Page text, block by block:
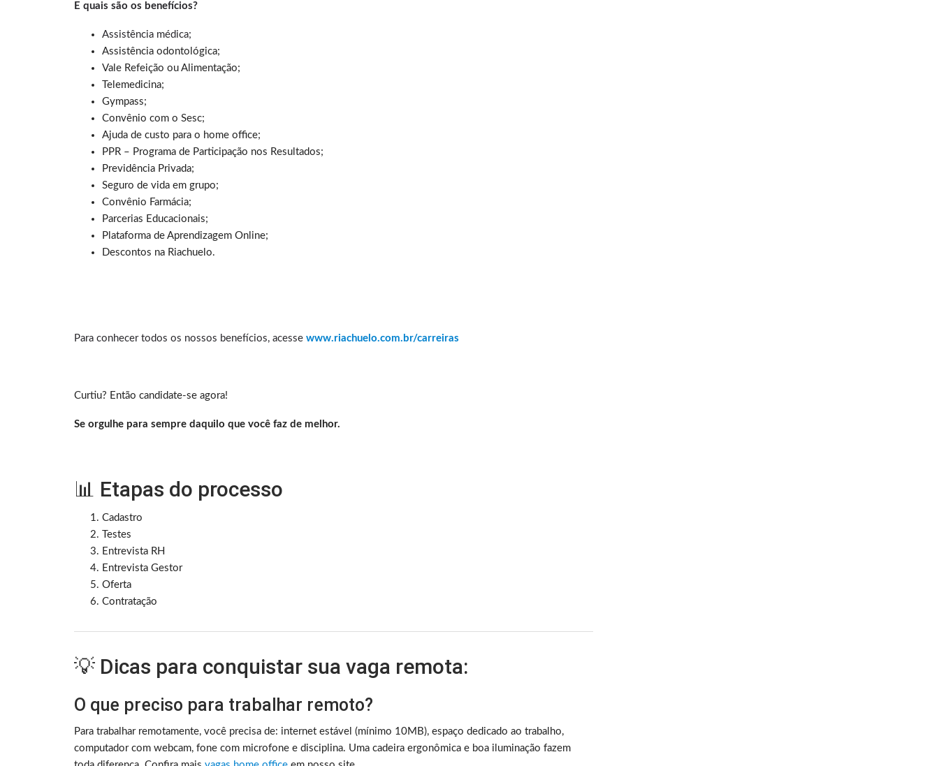
E quais são os benefícios?
Assistência médica;
Assistência odontológica;
Vale Refeição ou Alimentação;
Telemedicina;
Gympass;
Convênio com o Sesc;
Ajuda de custo para o home office;
PPR – Programa de Participação nos Resultados;
Previdência Privada;
Seguro de vida em grupo;
Convênio Farmácia;
Parcerias Educacionais;
Plataforma de Aprendizagem Online;
Descontos na Riachuelo.
Para conhecer todos os nossos benefícios, acesse www.riachuelo.com.br/carreiras
Curtiu? Então candidate-se agora!
Se orgulhe para sempre daquilo que você faz de melhor.
📊 Etapas do processo
Cadastro
Testes
Entrevista RH
Entrevista Gestor
Oferta
Contratação
💡 Dicas para conquistar sua vaga remota:
O que preciso para trabalhar remoto?
Para trabalhar remotamente, você precisa de: internet estável (mínimo 10MB), espaço dedicado ao trabalho,
computador com webcam, fone com microfone e disciplina. Uma cadeira ergonômica e boa iluminação fazem